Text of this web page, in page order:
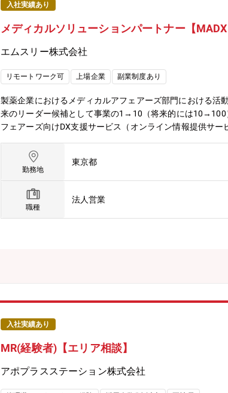
入社実績あり
メディカルソリューションパートナー【MADX
エムスリー株式会社
リモートワーク可 上場企業 副業制度あり
製薬企業におけるメディカルアフェアーズ部門における活
来のリーダー候補として事業の1→10（将来的には10→100
フェアーズ向けDX支援サービス（オンライン情報提供サ
発、お客さまへの導入・展開等）■組織運営事業成長を支
に幾つかのテーマを推進（例：育成の仕組み作り、事業
h?v=QCvQT7Rv3d0■メンバーインタビュー：https://
勤務地
東京都
職種
法人営業
入社実績あり
MR(経験者)【エリア相談】
アポプラスステーション株式会社